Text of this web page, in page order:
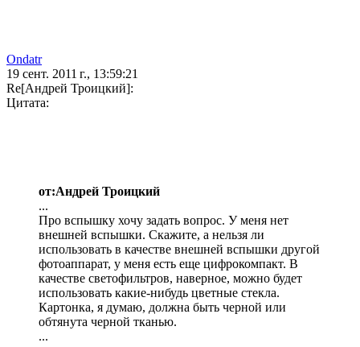
Ondatr
19 сент. 2011 г., 13:59:21
Re[Андрей Троицкий]:
Цитата:
от:Андрей Троицкий
...
Про вспышку хочу задать вопрос. У меня нет
внешней вспышки. Скажите, а нельзя ли
использовать в качестве внешней вспышки другой
фотоаппарат, у меня есть еще цифрокомпакт. В
качестве светофильтров, наверное, можно будет
использовать какие-нибудь цветные стекла.
Картонка, я думаю, должна быть черной или
обтянута черной тканью.
...